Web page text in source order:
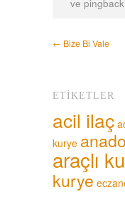
ve pingback
← Bize Bi Vale
ETIKETLER
acil ilaç
kurye
araçlı
kurye